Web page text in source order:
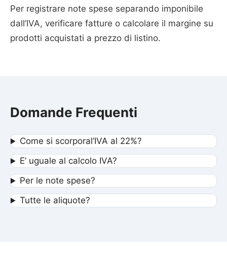
Per registrare note spese separando imponibile
dall’IVA, verificare fatture o calcolare il margine su
prodotti acquistati a prezzo di listino.
Domande Frequenti
Come si scorporal’IVA al 22%?
E’ uguale al calcolo IVA?
Per le note spese?
Tutte le aliquote?